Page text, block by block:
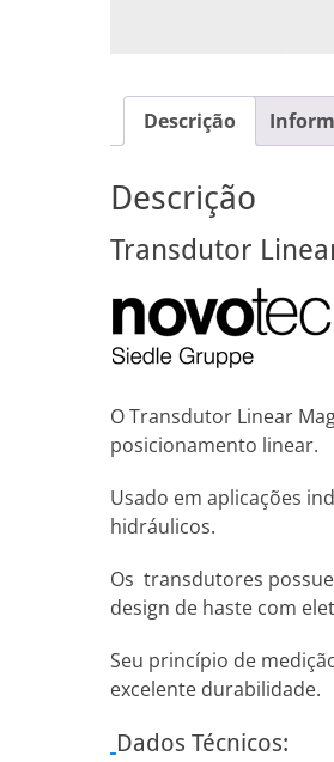
Descrição
Descrição
Transdutor
O Transdutor Linear
posicionamento linear.
Usado em aplicações
hidráulicos.
Os transdutores
design de haste com
Seu princípio de
excelente durabilidade.
Dados Técnicos: